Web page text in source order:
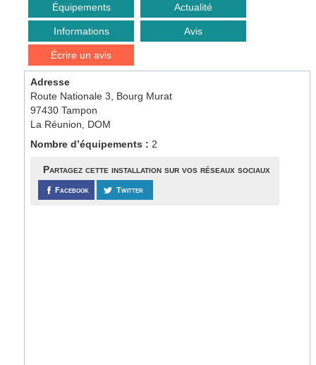
Équipements Actualité
Informations Avis
Écrire un avis
Adresse
Route Nationale 3, Bourg Murat
97430 Tampon
La Réunion, DOM
Nombre d’équipements : 2
Partagez cette installation sur vos réseaux sociaux
Facebook Twitter